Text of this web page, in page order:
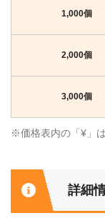
1,000個
2,000個
3,000個
※価格表内の「¥」
詳細